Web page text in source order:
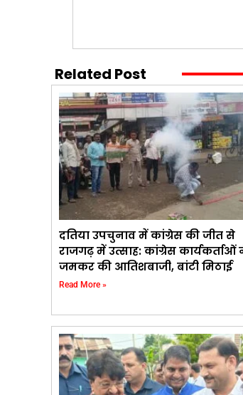
Related Post
दतिया उपचुनाव में कांग्रेस की जीत से
राजगढ़ में उत्साह: कांग्रेस कार्यकर्ताओं
जमकर की आतिशबाजी, बांटी मिठाई
Read More »